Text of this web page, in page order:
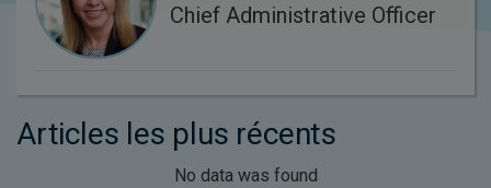
Chief Administrative Officer
Articles les plus récents
No data was found